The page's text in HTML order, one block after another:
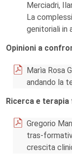
Merciadri,
La
genitoriali in
Opinioni a
Marìa Rosa
andando la
Ricerca e
Gregorio
tras-
crescita